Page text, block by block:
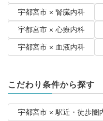
宇都宮市 × 腎臓内科
宇都宮市 × 心療内科
宇都宮市 × 血液内科
こだわり条件から探す
宇都宮市 × 駅近・徒歩圏